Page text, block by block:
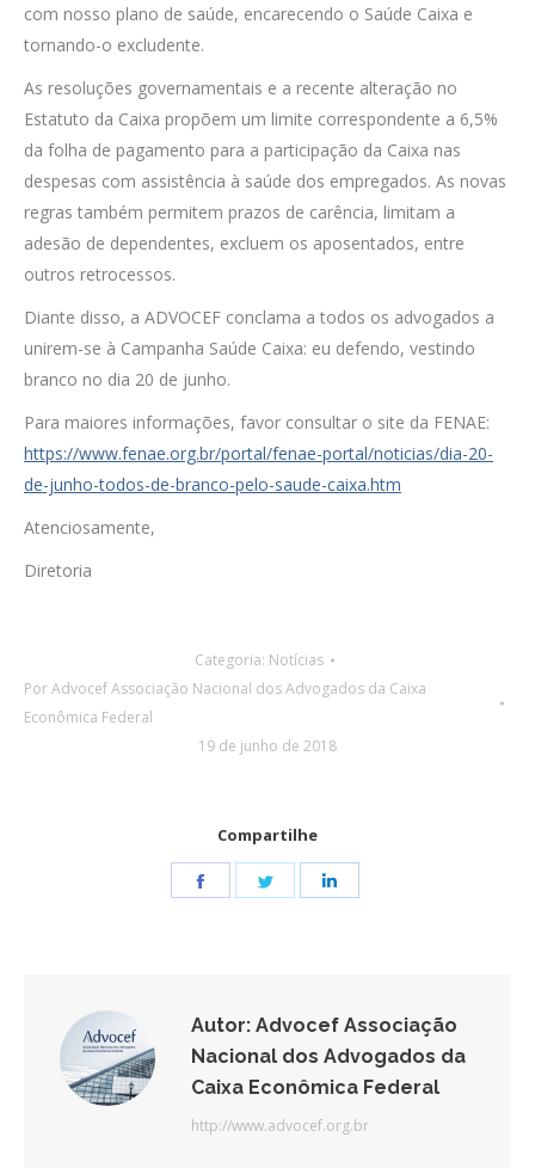
com nosso plano de saúde, encarecendo o Saúde Caixa e
tornando-o excludente.
As resoluções governamentais e a recente alteração no
Estatuto da Caixa propõem um limite correspondente a 6,5%
da folha de pagamento para a participação da Caixa nas
despesas com assistência à saúde dos empregados. As novas
regras também permitem prazos de carência, limitam a
adesão de dependentes, excluem os aposentados, entre
outros retrocessos.
Diante disso, a ADVOCEF conclama a todos os advogados a
unirem-se à Campanha Saúde Caixa: eu defendo, vestindo
branco no dia 20 de junho.
Para maiores informações, favor consultar o site da FENAE:
https://www.fenae.org.br/portal/fenae-portal/noticias/dia-20-
de-junho-todos-de-branco-pelo-saude-caixa.htm
Atenciosamente,
Diretoria
Categoria: Notícias
PorAdvocef Associação Nacional dos Advogados da Caixa
Econômica Federal
19 de junho de 2018
Compartilhe
Share
Share
Autor: Advocef Associação
Nacional dos Advogados da
Caixa Econômica Federal
http://www.advocef.org.br